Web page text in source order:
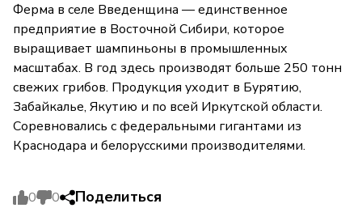
Ферма в селе Введенщина — единственное
предприятие в Восточной Сибири, которое
выращивает шампиньоны в промышленных
масштабах. В год здесь производят больше 250 тонн
свежих грибов. Продукция уходит в Бурятию,
Забайкалье, Якутию и по всей Иркутской области.
Соревновались с федеральными гигантами из
Краснодара и белорусскими производителями.
0 0 Поделиться